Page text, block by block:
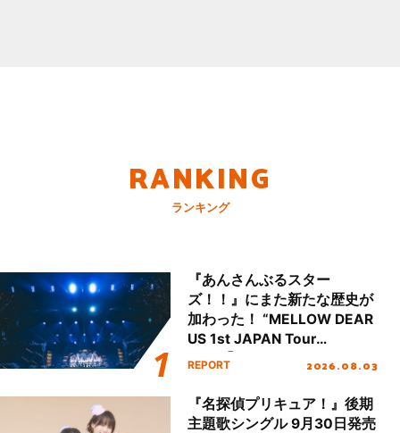
RANKING
ランキング
『あんさんぶるスター
ズ！！』にまた新たな歴史が
加わった！ “MELLOW DEAR
US 1st JAPAN Tour
Final「NICE to meet YOU
ート!!
REPORT 2026.08.03
『名探偵プリキュア！』後期
主題歌シングル 9月30日発売